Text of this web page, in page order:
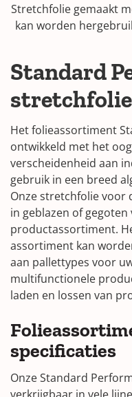
Stretchfolie gemaakt
kan worden
Standard
stretchfolie
Het folieassortiment
ontwikkeld met het
verscheidenheid aan
gebruik in een breed
Onze stretchfolie voor
in geblazen of
productassortiment.
assortiment kan
aan pallettypes voor
multifunctionele
laden en lossen van
specificaties
Onze Standard